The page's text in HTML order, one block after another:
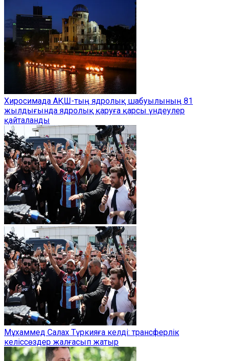
Хиросимада АҚШ-тың ядролық шабуылының 81
жылдығында ядролық қаруға қарсы үндеулер
қайталанды
Мұхаммед Салах Түркияға келді: трансферлік
келіссөздер жалғасып жатыр